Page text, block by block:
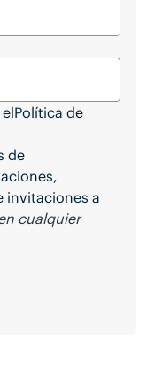
Política de
de
invitaciones a
cualquier